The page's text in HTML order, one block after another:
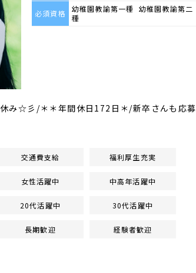
必須資格
幼稚園教諭第一種 幼稚園教諭第二
種
み☆彡/＊＊年間休日172日＊/新卒さんも応募
交通費支給 福利厚生充実
女性活躍中 中高年活躍中
20代活躍中 30代活躍中
長期歓迎 経験者歓迎